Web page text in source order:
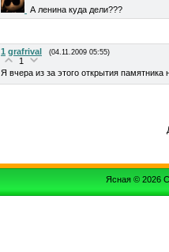
А ленина куда дели???
1 grafrival (04.11.2009 05:55)
1
Я вчера из за этого открытия памятника
Ясная © 2026